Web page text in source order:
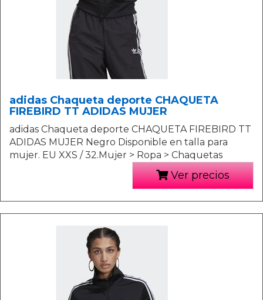
adidas Chaqueta deporte CHAQUETA
FIREBIRD TT ADIDAS MUJER
adidas Chaqueta deporte CHAQUETA FIREBIRD TT
ADIDAS MUJER Negro Disponible en talla para
mujer. EU XXS / 32.Mujer > Ropa > Chaquetas
Ver precios